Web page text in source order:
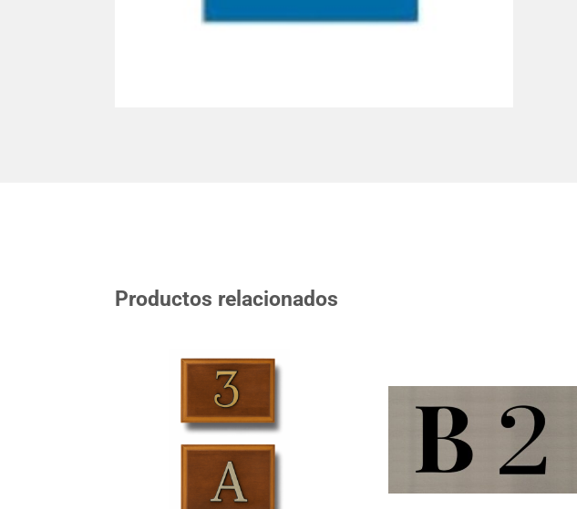
Productos relacionados